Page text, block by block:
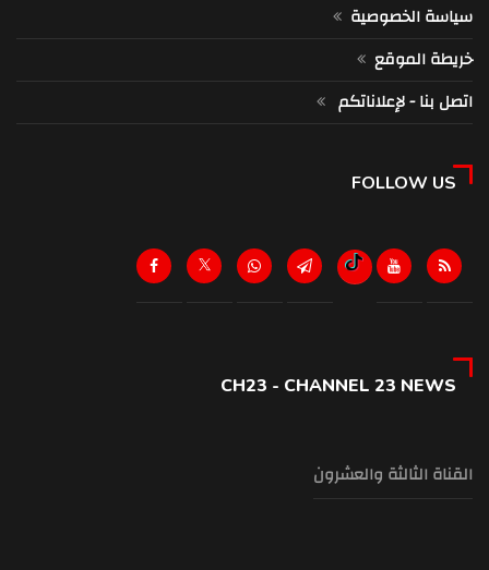
سياسة الخصوصية
خريطة الموقع
اتصل بنا - لإعلاناتكم
FOLLOW US
CH23 - CHANNEL 23 NEWS
القناة الثالثة والعشرون